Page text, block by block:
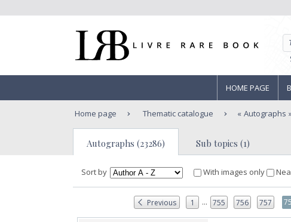
HOME PAGE
Home page Thematic catalogue Autographs
Autographs (23286) Sub topics (1)
Sort by With images only
Previous 1 ... 755 756 757